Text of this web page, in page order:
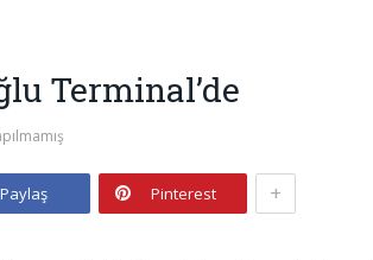
Terminal’de
Paylaş Pinterest +